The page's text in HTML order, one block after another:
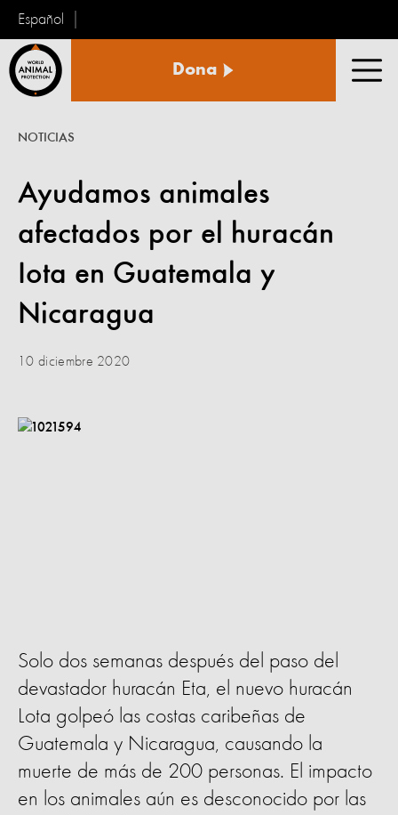
Español
Animal
Dona
Ayudamos animales
afectados por el huracán
Iota en Guatemala y
Nicaragua
NOTICIAS
10 diciembre 2020
Solo dos semanas después del paso del
devastador huracán Eta, el nuevo huracán
Lota golpeó las costas caribeñas de
Guatemala y Nicaragua, causando la
muerte de más de 200 personas. El impacto
en los animales aún es desconocido por las